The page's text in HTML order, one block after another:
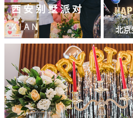
西安别墅派对
XIAN 北